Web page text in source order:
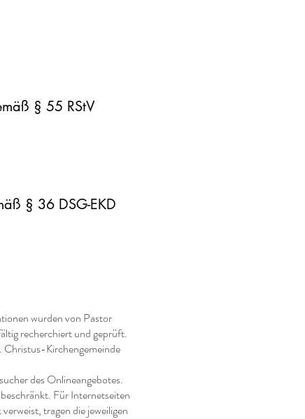
§ 55 RStV
§ 36 DSG-EKD
wurden von Pastor
recherchiert und geprüft.
Kirchengemeinde
des Onlineangebotes.
Für Internetseiten
tragen die jeweiligen